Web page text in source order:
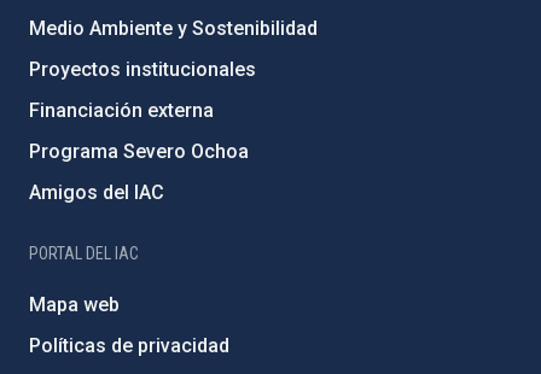
Medio Ambiente y Sostenibilidad
Proyectos institucionales
Financiación externa
Programa Severo Ochoa
Amigos del IAC
PORTAL DEL IAC
Mapa web
Políticas de privacidad